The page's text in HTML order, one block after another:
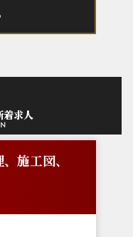
着求人
施工図、